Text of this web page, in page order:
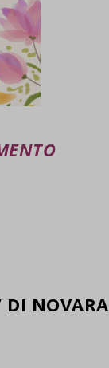
DI NOVARA